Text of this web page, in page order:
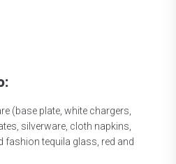
(base plate, white chargers,
silverware, cloth napkins,
fashion tequila glass, red and